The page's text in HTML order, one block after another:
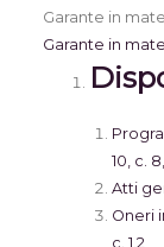
Garante in
Garante in
10, c.
Atti
Oneri
c. 1,2